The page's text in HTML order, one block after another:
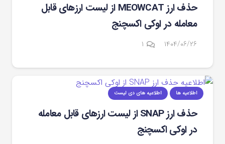
حذف ارز MEOWCAT از لیست ارزهای قابل
معامله در اوکی اکسچنج
۱۴۰۴/۰۶/۲۶ ۱دیدگاه
اطلاعیه ها اطلاعیه های دی لیست
حذف ارز SNAP از لیست ارزهای قابل معامله
در اوکی اکسچنج